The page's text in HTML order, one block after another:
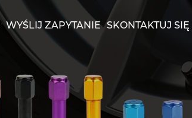
WYŚLIJ ZAPYTANIE SKONTAKTUJ